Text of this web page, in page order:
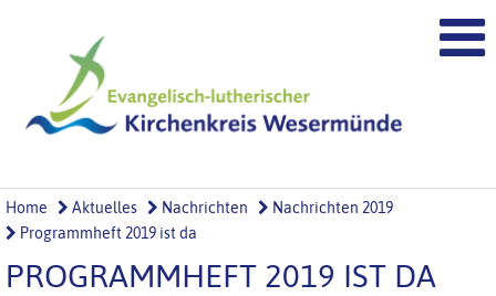
Home Aktuelles Nachrichten
Nachrichten 2019
Programmheft 2019 ist da
PROGRAMMHEFT 2019 IST DA